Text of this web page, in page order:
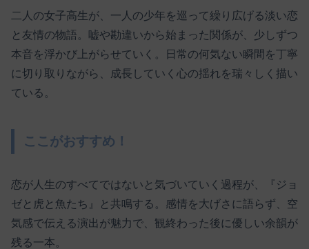
二人の女子高生が、一人の少年を巡って繰り広げる淡い恋
と友情の物語。嘘や勘違いから始まった関係が、少しずつ
本音を浮かび上がらせていく。日常の何気ない瞬間を丁寧
に切り取りながら、成長していく心の揺れを瑞々しく描い
ている。
ここがおすすめ！
恋が人生のすべてではないと気づいていく過程が、『ジョ
ゼと虎と魚たち』と共鳴する。感情を大げさに語らず、空
気感で伝える演出が魅力で、観終わった後に優しい余韻が
残る一本。